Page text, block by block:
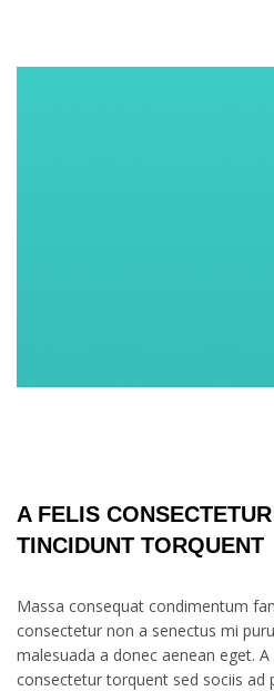
A FELIS
TINCIDUNT TORQUENT
Massa consequat condimentum
consectetur non a senectus mi
malesuada a donec aenean eget.
consectetur torquent sed sociis ad